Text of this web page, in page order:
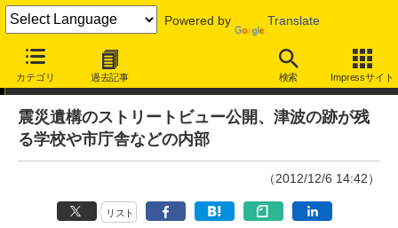
Powered by Translate
カテゴリ 過去記事 検索 Impressサイト
ニュース
震災遺構のストリートビュー公開、津波の跡が残
る学校や市庁舎などの内部
（2012/12/6 14:42）
リスト